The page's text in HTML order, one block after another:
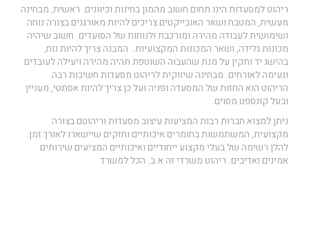
ריהוט למסעדות הינו תחום חשוב מהמון בחינות וכיוונים. ראשית, מבחינה
מעשית, המטבח ושאר האובייקטים צריכים להיות מאורגנים בצורה נוחה
ושימושית לעבודה מהירה ומורכבת ולנוחות של הסועדים. חשוב שיהיה
מכונות גלידה, ושאר המכונות המקצועיות. המבנה צריך להיות נוח,
בהישג יד ותקין על מנת שהעבוה השוטפת תהיה מהירה ויעילה לעובדים
ונעימה לאורחים. מבחינה שיווקית לריהוט מסעדות חשיבות רבה.
הריהוט הוא החזות של המסעדה ופניה ועל כן צריך להיות אסתטי, מעניין
ובעל קונספט מסוים.
ניתן למצוא חברות רבות המציעות עיצוב מסעדות וריהוטם בצורה
מקצועית, המשתמשות בחומרים איכותיים וחזקים שיישארו לאורך זמן.
להלן רשימה של בעלי מקצוע ייחודיים ואיכותיים המציעים שירותים
אמינים ואדיבים. ריהוט משרדיזה א.ב. הכל למשרד